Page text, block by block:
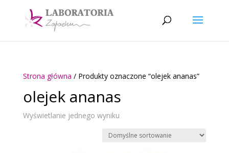
Strona główna / Produkty oznaczone “olejek ananas”
olejek ananas
Wyświetlanie jednego wyniku